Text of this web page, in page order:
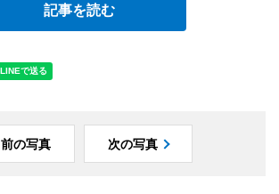
記事を読む
前の写真 次の写真